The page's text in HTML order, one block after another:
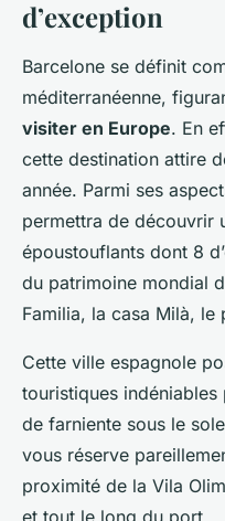
d’exception
Barcelone se définit
méditerranéenne,
visiter en Europe. En
cette destination attire
année. Parmi ses
permettra de découvrir
époustouflants dont 8
du patrimoine mondial
Familia, la casa Milà, le
Cette ville espagnole
touristiques
de farniente sous le
vous réserve
proximité de la Vila